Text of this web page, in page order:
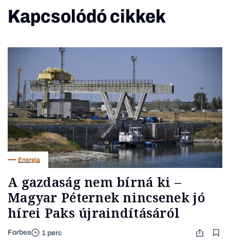
Kapcsolódó cikkek
Energia
A gazdaság nem bírná ki –
Magyar Péternek nincsenek jó
hírei Paks újraindításáról
Forbes 1 perc